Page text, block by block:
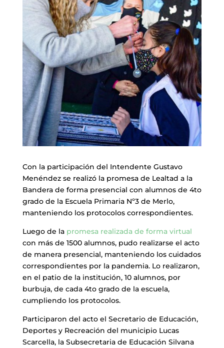
Con la participación del Intendente Gustavo
Menéndez se realizó la promesa de Lealtad a la
Bandera de forma presencial con alumnos de 4to
grado de la Escuela Primaria Nº3 de Merlo,
manteniendo los protocolos correspondientes.
Luego de la promesa realizada de forma virtual
con más de 1500 alumnos, pudo realizarse el acto
de manera presencial, manteniendo los cuidados
correspondientes por la pandemia. Lo realizaron,
en el patio de la institución, 10 alumnos, por
burbuja, de cada 4to grado de la escuela,
cumpliendo los protocolos.
Participaron del acto el Secretario de Educación,
Deportes y Recreación del municipio Lucas
Scarcella, la Subsecretaria de Educación Silvana